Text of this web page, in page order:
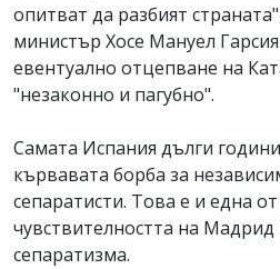
опитват да разбият
министър Хосе Мануел
евентуално отцепване на
"незаконно и пагубно".
Самата Испания дълги
кървавата борба за
сепаратисти. Това е и една
чувствителността на
сепаратизма.